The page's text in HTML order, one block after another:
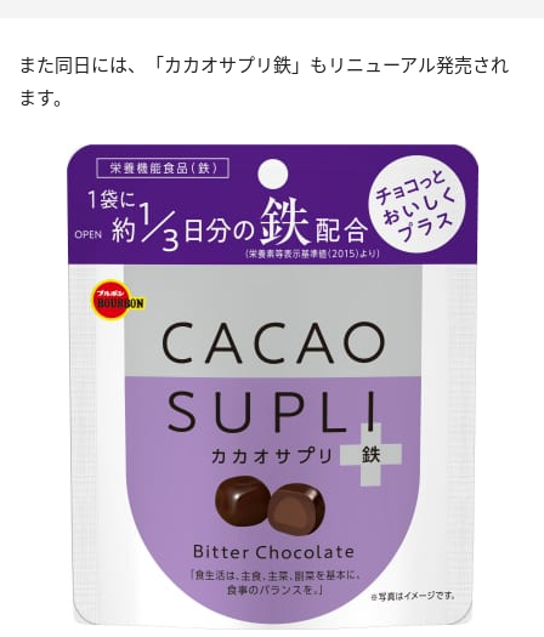
また同日には、「カカオサプリ鉄」もリニューアル発売され
ます。